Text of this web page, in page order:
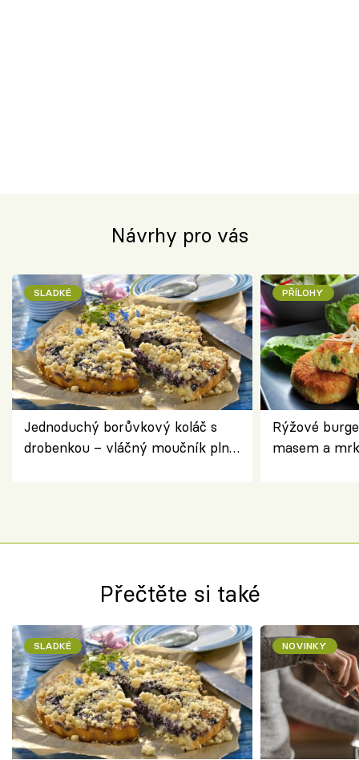
Návrhy pro vás
SLADKÉ
Jednoduchý borůvkový koláč s
drobenkou – vláčný moučník plný
PŘÍLOHY
Rýžové
masem a
Přečtěte si také
SLADKÉ NOVINKY